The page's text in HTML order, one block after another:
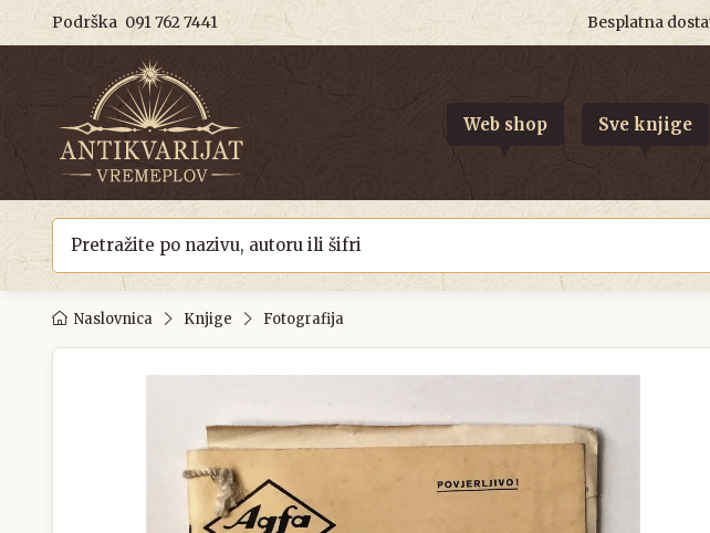
Podrška 091 762 7441 Besplatna
Web shop Sve knjige
Naslovnica Knjige Fotografija